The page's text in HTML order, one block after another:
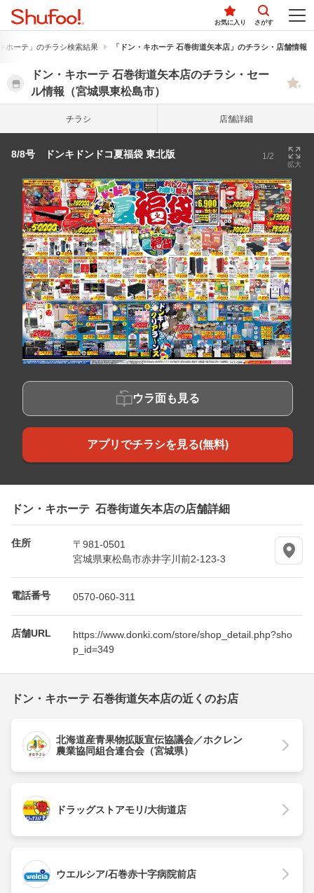
お気に入り さがす
ホーテ」のチラシ検索結果 「ドン・キホーテ 石巻街道矢本店」のチラシ・店舗情報
ドン・キホーテ 石巻街道矢本店のチラシ・セー
ル情報（宮城県東松島市）
チラシ 店舗詳細
8/8号 ドンキドンドコ夏福袋 東北版 1/2
拡大
ウラ面も見る
アプリでチラシを見る(無料)
ドン・キホーテ 石巻街道矢本店の店舗詳細
住所
〒981-0501
宮城県東松島市赤井字川前2-123-3
電話番号 0570-060-311
店舗URL
https://www.donki.com/store/shop_detail.php?sho
p_id=349
ドン・キホーテ 石巻街道矢本店の近くのお店
北海道産青果物拡販宣伝協議会／ホクレン
農業協同組合連合会（宮城県）
ドラッグストアモリ/大街道店
ウエルシア/石巻赤十字病院前店